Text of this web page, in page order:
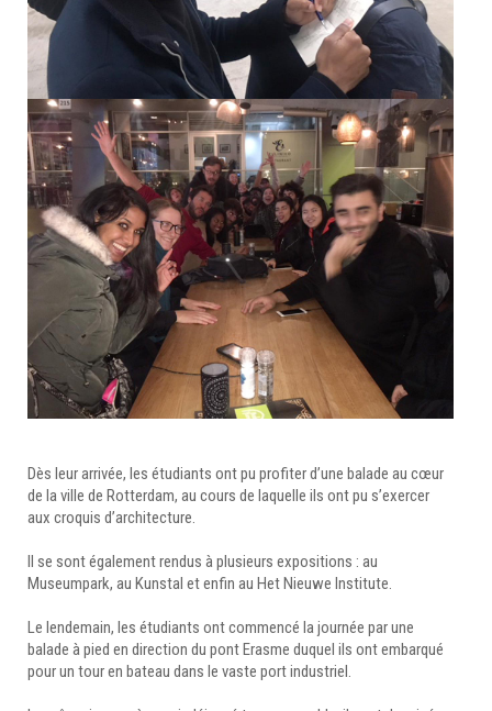
Dès leur arrivée, les étudiants ont pu profiter d’une balade au cœur
de la ville de Rotterdam, au cours de laquelle ils ont pu s’exercer
aux croquis d’architecture.
Il se sont également rendus à plusieurs expositions : au
Museumpark, au Kunstal et enfin au Het Nieuwe Institute.
Le lendemain, les étudiants ont commencé la journée par une
balade à pied en direction du pont Erasme duquel ils ont embarqué
pour un tour en bateau dans le vaste port industriel.